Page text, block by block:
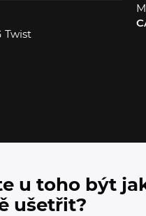
Twist
u toho být
ušetřit?